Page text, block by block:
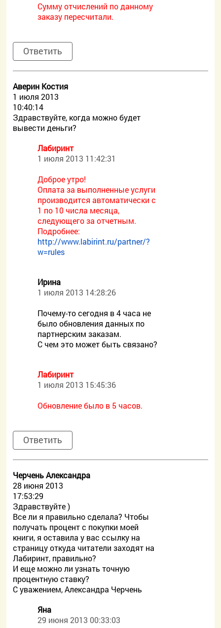
Сумму отчислений по данному
заказу пересчитали.
Ответить
Аверин Костия
1 июля 2013
10:40:14
Здравствуйте, когда можно будет
вывести деньги?
Лабиринт
1 июля 2013 11:42:31
Доброе утро!
Оплата за выполненные услуги
производится автоматически с
1 по 10 числа месяца,
следующего за отчетным.
Подробнее:
http://www.labirint.ru/partner/?
w=rules
Ирина
1 июля 2013 14:28:26
Почему-то сегодня в 4 часа не
было обновления данных по
партнерским заказам.
С чем это может быть связано?
Лабиринт
1 июля 2013 15:45:36
Обновление было в 5 часов.
Ответить
Черчень Александра
28 июня 2013
17:53:29
Здравствуйте )
Все ли я правильно сделала? Чтобы
получать процент с покупки моей
книги, я оставила у вас ссылку на
страницу откуда читатели заходят на
Лабиринт, правильно?
И еще можно ли узнать точную
процентную ставку?
С уважением, Александра Черчень
Яна
29 июня 2013 00:33:03